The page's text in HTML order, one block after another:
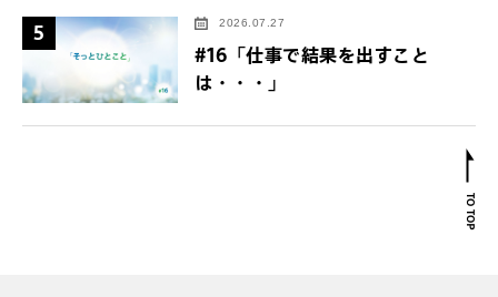
5 2026.07.27
#16「仕事で結果を出すこと
は・・・」